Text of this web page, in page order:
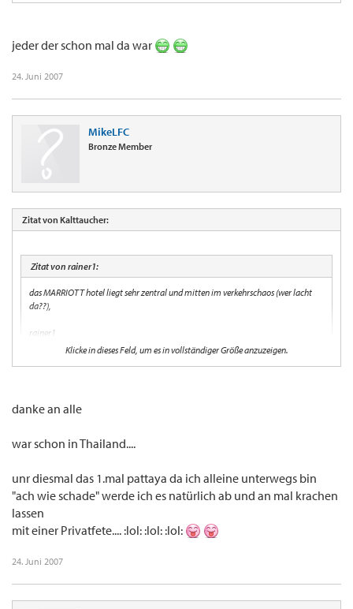
jeder der schon mal da war
24. Juni 2007
MikeLFC
Bronze Member
Zitat von Kalttaucher:
Zitat von rainer1:
das MARRIOTT hotel liegt sehr zentral und mitten im verkehrschaos (wer lacht
da??),
rainer1
Klicke in dieses Feld, um es in vollständiger Größe anzuzeigen.
danke an alle
war schon in Thailand....
unr diesmal das 1.mal pattaya da ich alleine unterwegs bin
"ach wie schade" werde ich es natürlich ab und an mal krachen
lassen
mit einer Privatfete.... :lol: :lol: :lol:
24. Juni 2007